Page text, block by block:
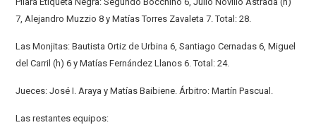
7, Alejandro Muzzio 8 y Matías Torres Zavaleta 7. Total: 28.
Las Monjitas: Bautista Ortiz de Urbina 6, Santiago Cernadas 6, Miguel
del Carril (h) 6 y Matías Fernández Llanos 6. Total: 24.
Jueces: José I. Araya y Matías Baibiene. Árbitro: Martín Pascual.
Las restantes equipos: